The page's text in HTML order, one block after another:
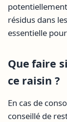
résidus dans
essentielle
Que faire
ce raisin ?
En cas de
conseillé de